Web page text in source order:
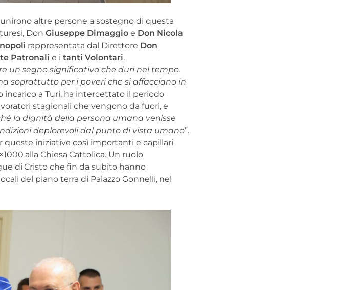
unirono altre persone a sostegno di questa
Don Giuseppe Dimaggio e Don Nicola
rappresentata dal Direttore Don
Patronali e i tanti Volontari.
un segno significativo che duri nel tempo.
soprattutto per i poveri che si affacciano in
incarico a Turi, ha intercettato il periodo
stagionali che vengono da fuori, e
la dignità della persona umana venisse
deplorevoli dal punto di vista umano”.
queste iniziative così importanti e capillari
alla Chiesa Cattolica. Un ruolo
di Cristo che fin da subito hanno
del piano terra di Palazzo Gonnelli, nel